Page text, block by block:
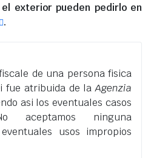
exteriorpueden pedirlo en
.
de una persona fisica
fue atribuida de laAgenzia
asi los eventuales casos
aceptamos ninguna
usos impropios